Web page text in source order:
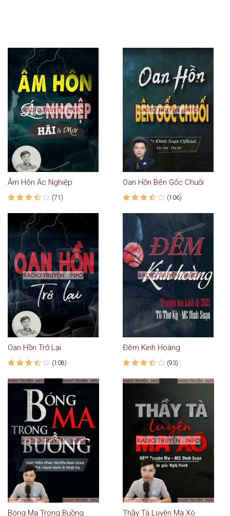
Âm Hôn Ác Nghiệp
(71)
Oan Hồn Bên Gốc Chuối
(106)
Oan Hồn Trở Lại
(108)
Đêm Kinh Hoàng
(93)
Bóng Ma Trong Buồng Thầy Tà Luyện Ma Xó